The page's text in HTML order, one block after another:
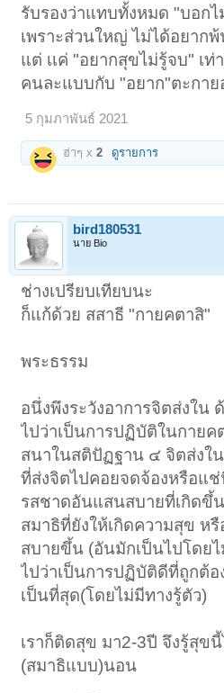
รับรองว่าแทบทั้งหมด "บอกไ
เพราะส่วนใหญ่ ไม่ได้อยาก
แต่ เเค่ "อยากสุขไม่รู้จบ" เท่
คนละแบบกับ "อยาก"ตะกา
5 กุมภาพันธ์ 2021
ฮ่าๆ x2 ดูรายการ
bird180531
นาย Bio
ช่างเปรียบเทียบนะ
ก็แก้ด้วย สสาธี "กายคตาสิ"
พระธรรม
อนึ่งพึงระวังอาการจิตส่งใน
ไปว่าเป็นการปฏิบัติในกาย
สนาในสติปัฏฐาน ๔ จิตส่งใ
ที่ส่งจิตไปคอยจดจ้องหรือแ
รสชาดอันแสนสบายที่เกิดขึ้
สมาธิที่ยังให้เกิดความสุข ห
สบายขึ้น (อันมักเป็นไปโดยไ
ไปว่าเป็นการปฏิบัติดีที่ถูกต้
เป็นที่สุด(โดยไม่มีทางรู้ตัว)
เราก็ติดสุข มา2-3ปี จึงรู้สุขนี้
(สมาธิแบบ)นอน